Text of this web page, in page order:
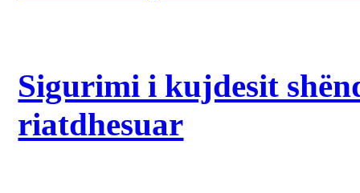
Sigurimi i kujdesit
riatdhesuar